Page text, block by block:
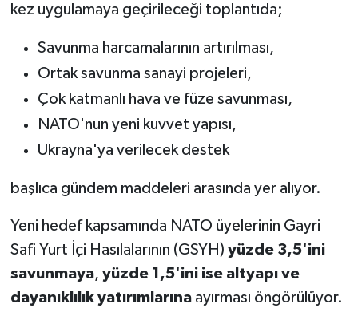
kez uygulamaya geçirileceği toplantıda;
Savunma harcamalarının artırılması,
Ortak savunma sanayi projeleri,
Çok katmanlı hava ve füze savunması,
NATO'nun yeni kuvvet yapısı,
Ukrayna'ya verilecek destek
başlıca gündem maddeleri arasında yer alıyor.
Yeni hedef kapsamında NATO üyelerinin Gayri
Safi Yurt İçi Hasılalarının (GSYH) yüzde 3,5'ini
savunmaya, yüzde 1,5'ini ise altyapı ve
dayanıklılık yatırımlarınaayırması öngörülüyor.